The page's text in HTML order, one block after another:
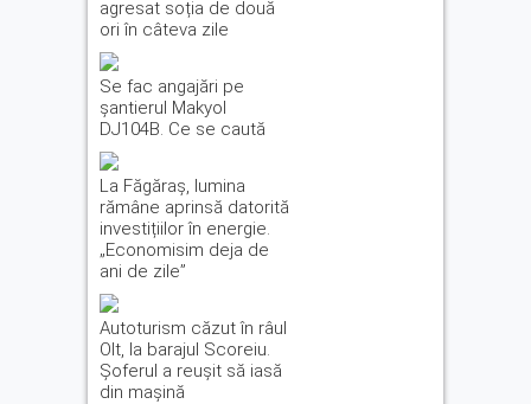
agresat soția de două
ori în câteva zile
Se fac angajări pe
șantierul Makyol
DJ104B. Ce se caută
La Făgăraș, lumina
rămâne aprinsă datorită
investițiilor în energie.
„Economisim deja de
ani de zile”
Autoturism căzut în râul
Olt, la barajul Scoreiu.
Șoferul a reușit să iasă
din mașină